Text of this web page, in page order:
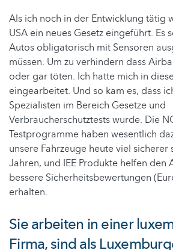
Als ich noch in der Entwicklung tätig
USA ein neues Gesetz eingeführt. Es
Autos obligatorisch mit Sensoren
müssen. Um zu verhindern dass
oder gar töten. Ich hatte mich in
eingearbeitet. Und so kam es, dass
Spezialisten im Bereich Gesetze und
Verbraucherschutztests wurde. Die
Testprogramme haben wesentlich
unsere Fahrzeuge heute viel sicherer
Jahren, und IEE Produkte helfen den
bessere Sicherheitsbewertungen
erhalten.
Sie arbeiten in einer
Firma, sind als